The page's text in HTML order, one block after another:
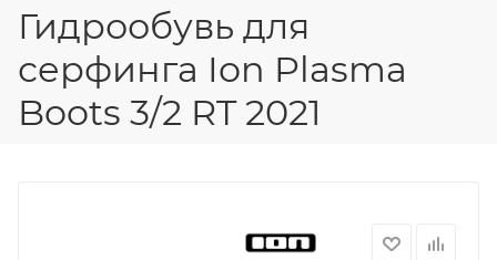
Гидрообувь для
серфинга Ion Plasma
Boots 3/2 RT 2021